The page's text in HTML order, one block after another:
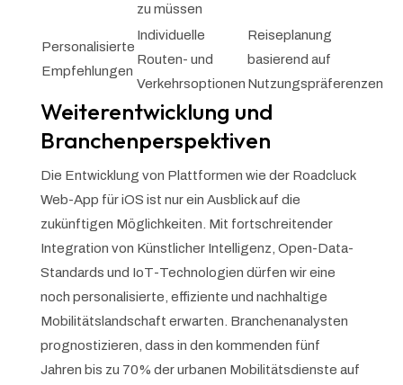
zu müssen
Personalisierte
Empfehlungen
Individuelle
Routen- und
Verkehrsoptionen
Reiseplanung
basierend auf
Nutzungspräferenzen
Weiterentwicklung und
Branchenperspektiven
Die Entwicklung von Plattformen wie der Roadcluck
Web-App für iOS ist nur ein Ausblick auf die
zukünftigen Möglichkeiten. Mit fortschreitender
Integration von Künstlicher Intelligenz, Open-Data-
Standards und IoT-Technologien dürfen wir eine
noch personalisierte, effiziente und nachhaltige
Mobilitätslandschaft erwarten. Branchenanalysten
prognostizieren, dass in den kommenden fünf
Jahren bis zu 70% der urbanen Mobilitätsdienste auf